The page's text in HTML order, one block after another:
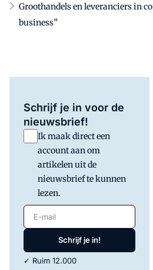
Groothandels en leveranciers in
business”
Schrijf je in voor de
nieuwsbrief!
Ik maak direct een
account aan om
artikelen uit de
nieuwsbrief te kunnen
lezen.
E-mail
Schrijf je in!
✓ Ruim 12.000